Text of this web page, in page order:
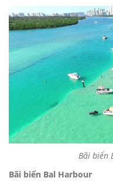
Bãi biển
Bãi biển Bal Harbour